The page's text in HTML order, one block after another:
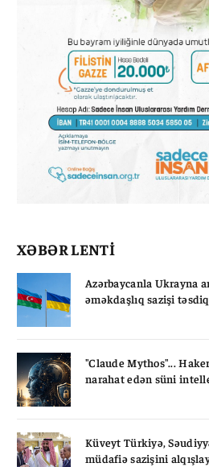
XƏBƏR LENTİ
Azərbaycanla Ukrayna
əməkdaşlıq sazişi
"Claude Mythos"...
narahat edən süni
Küveyt Türkiyə,
müdafiə sazişini